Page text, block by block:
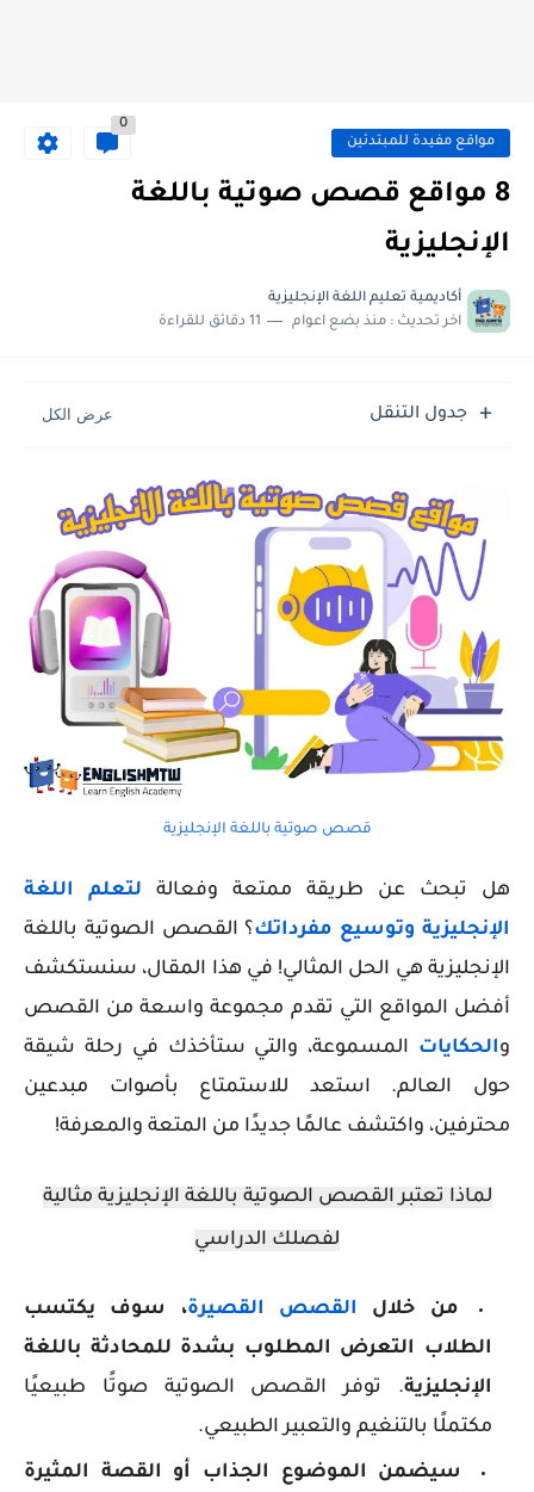
مواقع مفيدة للمبتدئين
0
8 مواقع قصص صوتية باللغة
الإنجليزية
أكاديمية تعليم اللغة الإنجليزية
اخر تحديث : منذ بضع اعوام 11 دقائق للقراءة
جدول التنقل
قصص صوتية باللغة الإنجليزية
هل تبحث عن طريقة ممتعة وفعالة لتعلم اللغة
الإنجليزية وتوسيع مفرداتك؟ القصص الصوتية باللغة
الإنجليزية هي الحل المثالي! في هذا المقال، سنستكشف
أفضل المواقع التي تقدم مجموعة واسعة من القصص
والحكايات المسموعة، والتي ستأخذك في رحلة شيقة
حول العالم. استعد للاستمتاع بأصوات مبدعين
محترفين، واكتشف عالمًا جديدًا من المتعة والمعرفة!
لماذا تعتبر القصص الصوتية باللغة الإنجليزية مثالية
لفصلك الدراسي
من خلال القصص القصيرة، سوف يكتسب
الطلاب التعرض المطلوب بشدة للمحادثة باللغة
الإنجليزية. توفر القصص الصوتية صوتًا طبيعيًا
مكتملًا بالتنغيم والتعبير الطبيعي.
سيضمن الموضوع الجذاب أو القصة المثيرة